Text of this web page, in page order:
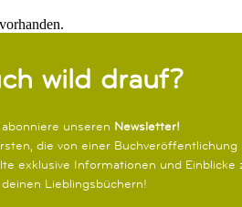
wild drauf?
unseren Newsletter!
die von einer Buchveröffentlichung
exklusive Informationen und Einblicke
deinen Lieblingsbüchern!